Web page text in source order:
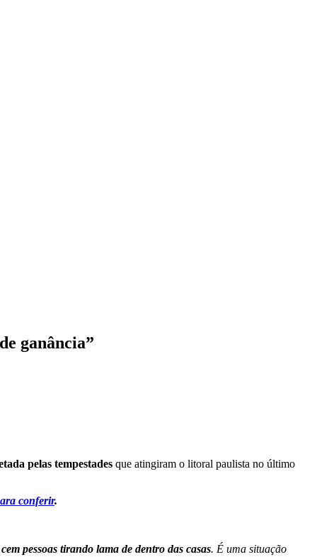
ganância”
pelas tempestades que atingiram o litoral paulista no último
conferir.
pessoas tirando lama de dentro das casas. É uma situação